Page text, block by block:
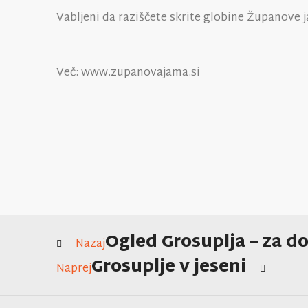
Vabljeni da raziščete skrite globine Županove
Več: www.zupanovajama.si
NazajOgled Grosuplja – za
NaprejGrosuplje v jeseni